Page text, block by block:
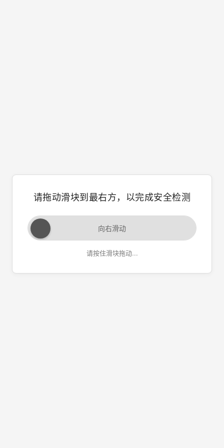
请拖动滑块到最右方，以完成安全检测
向右滑动
请按住滑块拖动...